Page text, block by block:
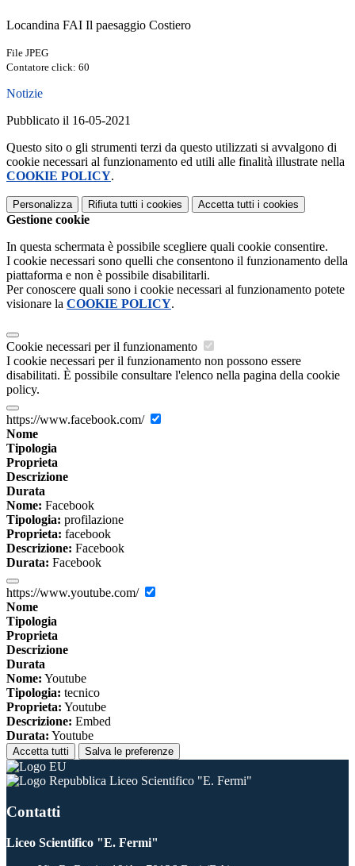
Locandina FAI Il paesaggio Costiero
File JPEG
Contatore click: 60
Notizie
Pubblicato il 16-05-2021
Questo sito o gli strumenti terzi da questo utilizzati si avvalgono di
cookie necessari al funzionamento ed utili alle finalità illustrate nella
COOKIE POLICY.
Personalizza Rifiuta tutti i cookies Accetta tutti i cookies
Gestione cookie
In questa schermata è possibile scegliere quali cookie consentire.
I cookie necessari sono quelli che consentono il funzionamento della
piattaforma e non è possibile disabilitarli.
Per conoscere quali sono i cookie necessari al funzionamento potete
visionare la COOKIE POLICY.
Cookie necessari per il funzionamento
I cookie necessari per il funzionamento non possono essere
disabilitati. È possibile consultare l'elenco nella pagina della cookie
policy.
https://www.facebook.com/
Nome
Tipologia
Proprieta
Descrizione
Durata
Nome: Facebook
Tipologia: profilazione
Proprieta: facebook
Descrizione: Facebook
Durata: Facebook
https://www.youtube.com/
Nome
Tipologia
Proprieta
Descrizione
Durata
Nome: Youtube
Tipologia: tecnico
Proprieta: Youtube
Descrizione: Embed
Durata: Youtube
Accetta tutti Salva le preferenze
Liceo Scientifico "E. Fermi"
Contatti
Liceo Scientifico "E. Fermi"